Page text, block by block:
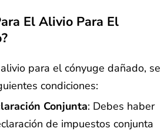
El Alivio Para El
para el cónyuge dañado, se
condiciones:
Conjunta: Debes haber
de impuestos conjunta